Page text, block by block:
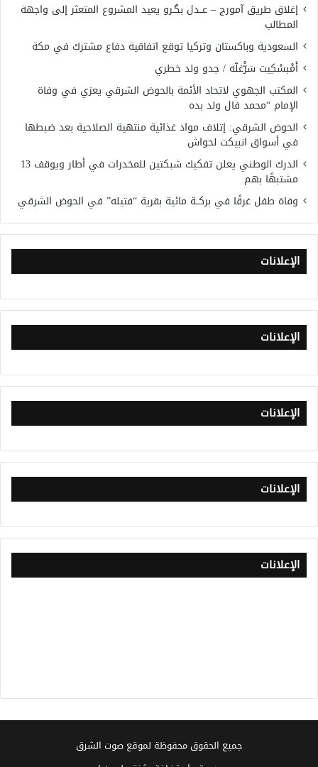
إغلاق طريق آمورج – عــدل بگـرو يعيد المشروع المتعثر إلى واجهة
المطالب
السعودية وباكستان وتركيا توقع اتفاقية دفاع مشترك في مكة
أَمْبسْكِيت سَرّْغلّه / جدو ولد خطري
المكتب الجهوي لاتحاد الأئمة بالحوض الشرقي يعزي في وفاة
الإمام “محمد فال ولد بده
الحوض الشرقي: إتلاف مواد غذائية منتهية الصلاحية بعد ضبطها
في أسواق انبيكت لحواش
الدرك الوطني يعلن تفكيك شبكتين للمخدرات في أطار ويوقف 13
مشتبهًا بهم
وفاة طفل غرقًا في بركــة مائية بقرية “فتيله” في الحوض الشرقي
الإعلانات
الإعلانات
الإعلانات
الإعلانات
الإعلانات
جميع الحقوق محفوظة لموقع صوت الشرق